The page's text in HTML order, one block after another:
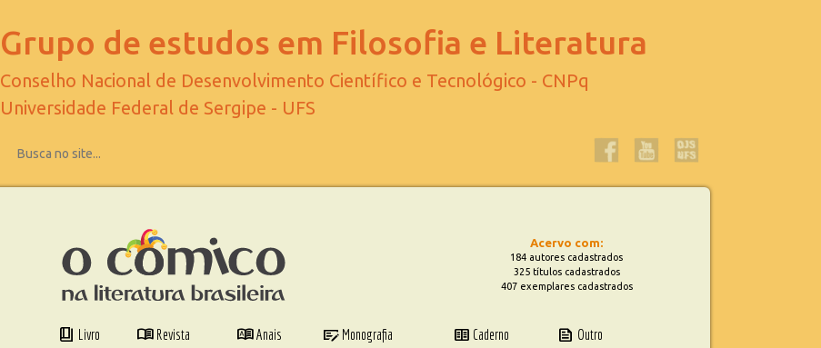
Grupo de estudos em Filosofia e Literatura
Conselho Nacional de Desenvolvimento Científico e Tecnológico - CNPq
Universidade Federal de Sergipe - UFS
Acervo com:
184 autores cadastrados
325 títulos cadastrados
407 exemplares cadastrados
book_4 Livro menu_book Revista dictionaryAnais checkbook Monografia two_pager Caderno news Outro